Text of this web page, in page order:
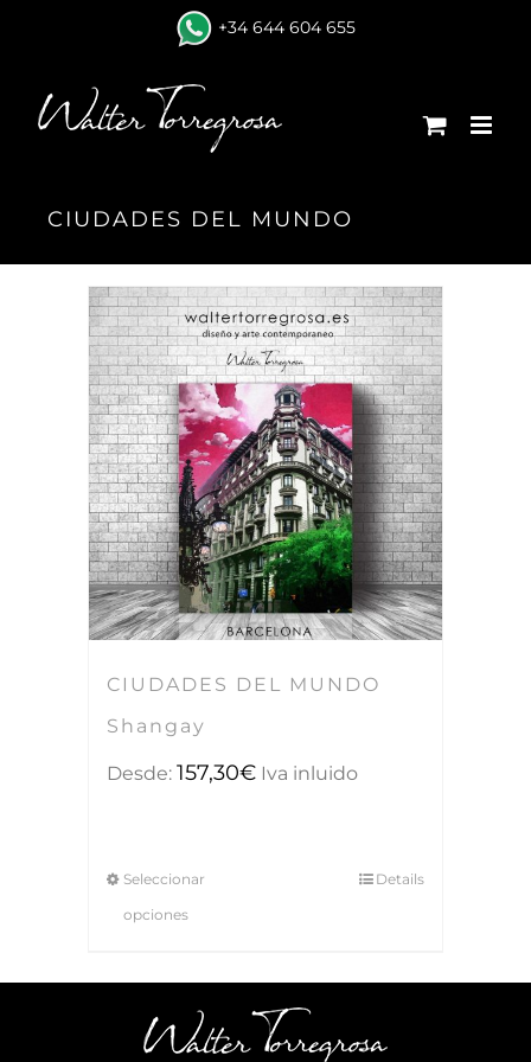
content
+34 644 604 655
CIUDADES DEL MUNDO
CIUDADES DEL MUNDO
Shangay
Desde: 157,30€ Iva inluido
Seleccionar
opciones
Details